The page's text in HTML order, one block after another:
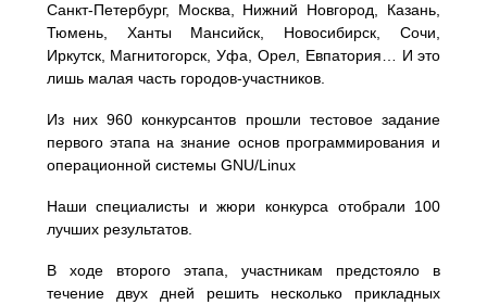
Санкт-Петербург, Москва, Нижний Новгород, Казань,
Тюмень, Ханты Мансийск, Новосибирск, Сочи,
Иркутск, Магнитогорск, Уфа, Орел, Евпатория… И это
лишь малая часть городов-участников.
Из них 960 конкурсантов прошли тестовое задание
первого этапа на знание основ программирования и
операционной системы GNU/Linux
Наши специалисты и жюри конкурса отобрали 100
лучших результатов.
В ходе второго этапа, участникам предстояло в
течение двух дней решить несколько прикладных